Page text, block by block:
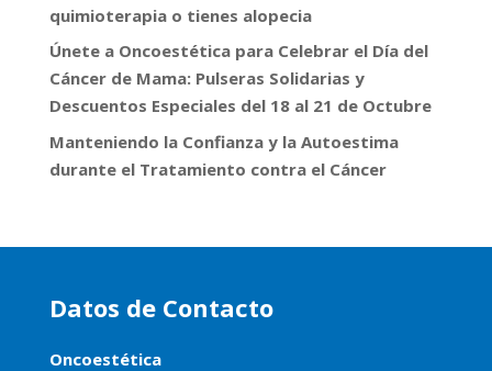
quimioterapia o tienes alopecia
Únete a Oncoestética para Celebrar el Día del
Cáncer de Mama: Pulseras Solidarias y
Descuentos Especiales del 18 al 21 de Octubre
Manteniendo la Confianza y la Autoestima
durante el Tratamiento contra el Cáncer
Datos de Contacto
Oncoestética